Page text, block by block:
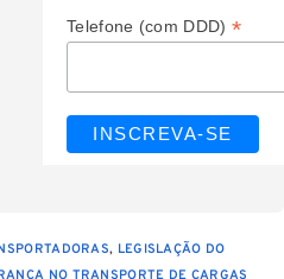
Telefone (com DDD) *
, LEGISLAÇÃO DO
NO TRANSPORTE DE CARGAS